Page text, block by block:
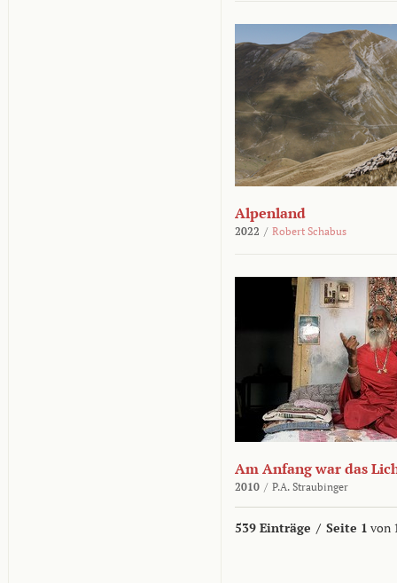
Alpenland
2022 / Robert Schabus
Am Anfang war das
2010 / P.A. Straubinger
539 Einträge / Seite 1 von